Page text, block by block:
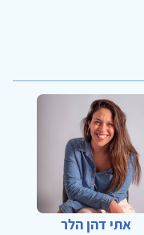
אתי דהן הלר